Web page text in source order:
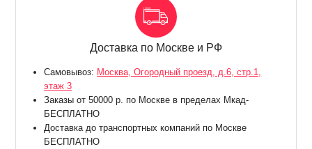
Доставка по Москве и РФ
Самовывоз: Москва, Огородный проезд, д.6, стр.1,
этаж 3
Заказы от 50000 р. по Москве в пределах Мкад-
БЕСПЛАТНО
Доставка до транспортных компаний по Москве
БЕСПЛАТНО